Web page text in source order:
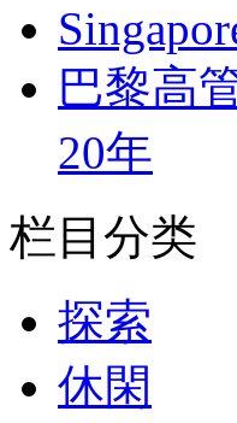
巴黎高管
20年
栏目分类
探索
休閑